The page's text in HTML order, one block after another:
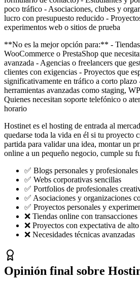
poco tráfico - Asociaciones, clubes y
lucro con presupuesto reducido -
experimentos web o sitios de prueba
**No es la mejor opción para:** -
WooCommerce o PrestaShop que
avanzada - Agencias o freelancers que
clientes con exigencias - Proyectos que
significativamente en tráfico a corto plazo
herramientas avanzadas como staging,
Quienes necesitan soporte telefónico o
horario
Hostinet es el hosting de entrada al
quedarse toda la vida en él si tu proyecto
partida para validar una idea, montar un
online a un pequeño negocio, cumple su
✅ Blogs personales y
✅ Webs corporativas sencillas
✅ Portfolios de profesionales
✅ Asociaciones y organizaciones
✅ Proyectos personales y
❌ Tiendas online con transacciones
❌ Proyectos con expectativa de
❌ Necesidades técnicas avanzadas
Opinión final sobre